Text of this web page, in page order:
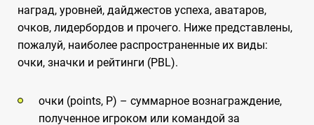
наград, уровней, дайджестов успеха, аватаров,
очков, лидербордов и прочего. Ниже представлены,
пожалуй, наиболее распространенные их виды:
очки, значки и рейтинги (PBL).
очки (points, P) – суммарное вознаграждение,
полученное игроком или командой за